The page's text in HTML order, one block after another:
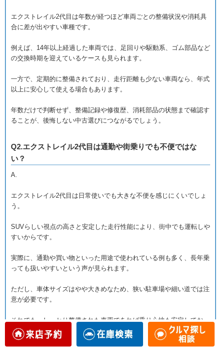
エクストレイル2代目は年数が経つほど車両ごとの整備状況や消耗具
合に差が出やすい車種です。
例えば、14年以上経過した車両では、足回りや駆動系、ゴム部品など
の交換時期を迎えているケースも見られます。
一方で、定期的に整備されており、走行距離も少ない車両なら、年式
以上に安心して使える場合もあります。
年数だけで判断せず、整備記録や修復歴、消耗部品の状態まで確認す
ることが、後悔しない中古選びにつながるでしょう。
Q2.エクストレイル2代目は通勤や街乗りでも不便ではな
い？
A.
エクストレイル2代目は日常使いでも大きな不便を感じにくいでしょ
う。
SUVらしい視点の高さと安定した走行性能により、街中でも運転しや
すいからです。
実際に、通勤や買い物といった用途で使われている例も多く、長年乗
っても扱いやすいという声が見られます。
ただし、車体サイズはやや大きめなため、狭い駐車場や細い道では注
意が必要です。
それでも、しっかり整備された車両であれば乗り心地も安定してお
り、街乗りと実用性を両立した一台として選ばれています。